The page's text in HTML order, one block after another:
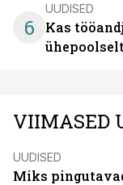
6
UUDISED
Kas
VIIMASED
UUDISED
Miks